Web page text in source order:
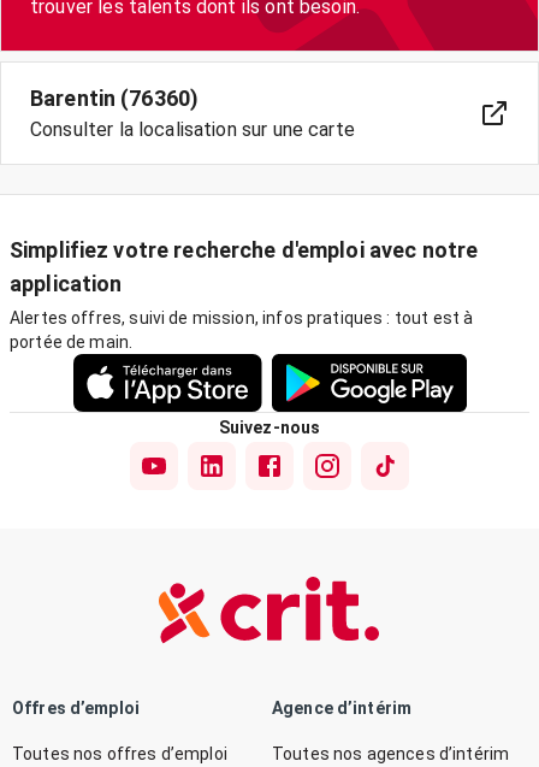
trouver les talents dont ils ont besoin.
Barentin (76360)
Consulter la localisation sur une carte
Simplifiez votre recherche d'emploi avec notre
application
Alertes offres, suivi de mission, infos pratiques : tout est à
portée de main.
Suivez-nous
Offres d’emploi
Toutes nos offres d’emploi
Agence d’intérim
Toutes nos agences d’intérim